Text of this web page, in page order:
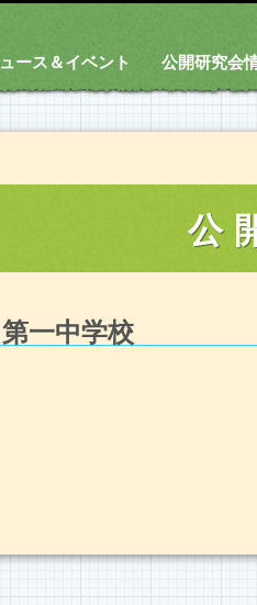
ース＆イベント 公開研究会
公
一中学校